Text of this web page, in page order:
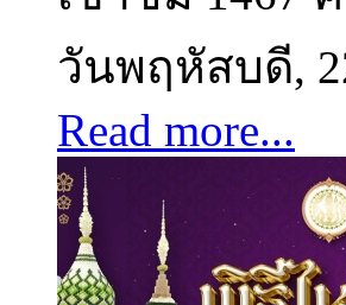
วันพฤหัสบดี,
Read more...